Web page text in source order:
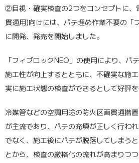
②目視・確実検査の2つをコンセプトに、
貫通用)向けには、パテ埋め作業不要の「
に開発、発売を開始しました。
「フィブロックNEO」の使用により、パ
施工性が向上するとともに、不確実な施
実に施工状態の検査ができるとして好評を
冷媒管などの空調用途の防火区画貫通措
が主流であり、パテの充填が正しく行わ
でなく、施工後にパテが脱落してしまう
とから、検査の厳格化の流れが高まりつつ